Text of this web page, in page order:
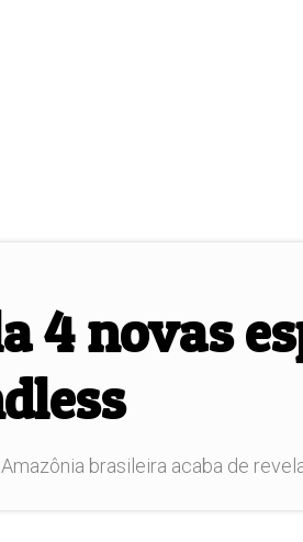
4 novas
brasileira acaba de